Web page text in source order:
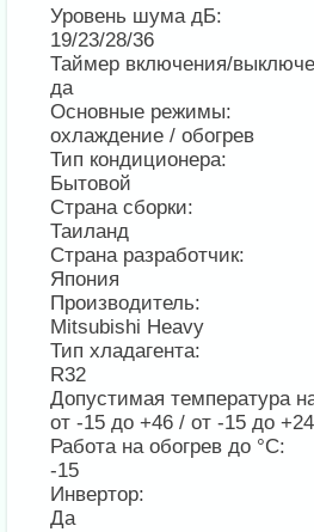
Уровень шума дБ:
19/23/28/36
Таймер включения/
да
Основные режимы:
охлаждение / обогрев
Тип кондиционера:
Бытовой
Страна сборки:
Таиланд
Страна разработчик:
Япония
Производитель:
Mitsubishi Heavy
Тип хладагента:
R32
Допустимая температура
от -15 до +46 / от -15 до +24
Работа на обогрев до °С:
-15
Инвертор:
Да